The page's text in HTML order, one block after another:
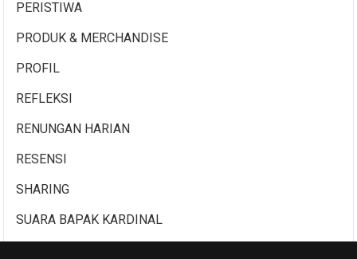
PERISTIWA
PRODUK & MERCHANDISE
PROFIL
REFLEKSI
RENUNGAN HARIAN
RESENSI
SHARING
SUARA BAPAK KARDINAL